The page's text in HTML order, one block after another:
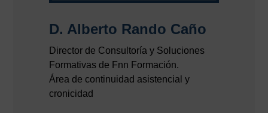
D. Alberto Rando Caño
Director de Consultoría y Soluciones
Formativas de Fnn Formación.
Área de continuidad asistencial y
cronicidad